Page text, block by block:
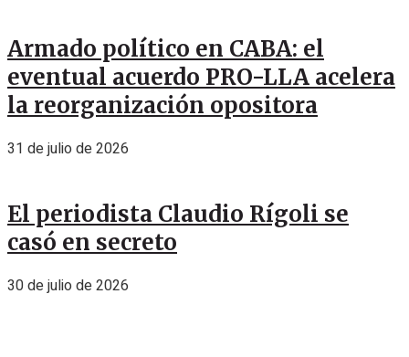
Armado político en CABA: el
eventual acuerdo PRO-LLA acelera
la reorganización opositora
31 de julio de 2026
El periodista Claudio Rígoli se
casó en secreto
30 de julio de 2026